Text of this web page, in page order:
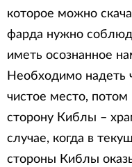
которое можно
фарда нужно
иметь осознанное
Необходимо надеть
чистое место,
сторону Киблы –
случае, когда в
стороны Киблы